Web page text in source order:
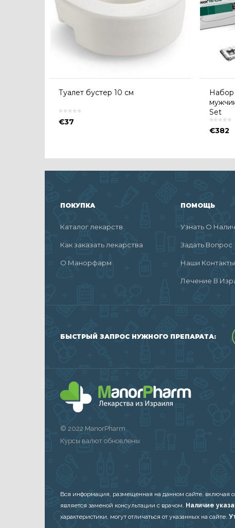
Туалет бустер 10 см
€37
Набор
Set
€382
ПОКУПКА
Каталог лекарств
Как заказать лекарства
О Манорфарм
ПОМОЩЬ
Узнать О
Задать Вопрос
Наши Контакты
Лечение В
БЫСТРЫЙ ЗАПРОС НУЖНОГО ПРЕПАРАТА:
© 2022 ManorPharm
Курсы валют обновлены
Вся информация, размещенная на данном сайте, включая
является заменой консультации с врачом. Наличие
характеристики, могут отличаться от указанных на сайте.